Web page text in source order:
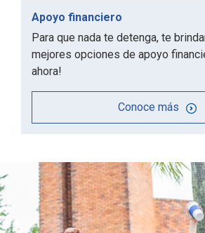
Apoyo financiero
Para que nada te detenga, te
mejores opciones de apoyo
ahora!
Conoce más